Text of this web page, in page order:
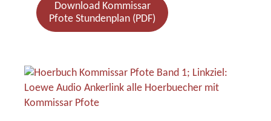
Download Kommissar
Pfote Stundenplan (PDF)